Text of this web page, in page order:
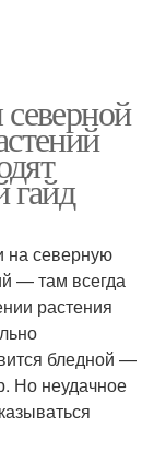
гайд
на северную
— там всегда
растения
бледной —
Но неудачное